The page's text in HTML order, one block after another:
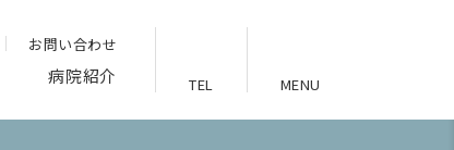
お問い合わせ
病院紹介 TEL MENU